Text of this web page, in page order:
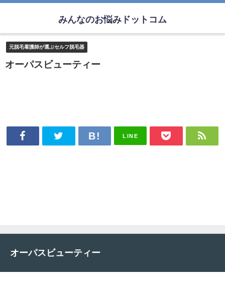
みんなのお悩みドットコム
元脱毛看護師が選ぶセルフ脱毛器
オーパスビューティー
LINE
オーパスビューティー